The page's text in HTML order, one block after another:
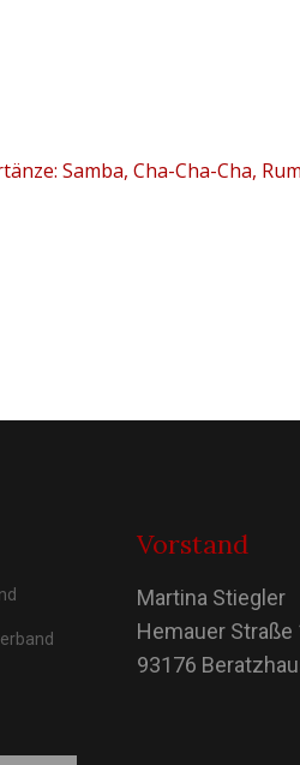
Samba, Cha-Cha-Cha,
Vorstand
Martina Stiegler
Hemauer Straße
93176